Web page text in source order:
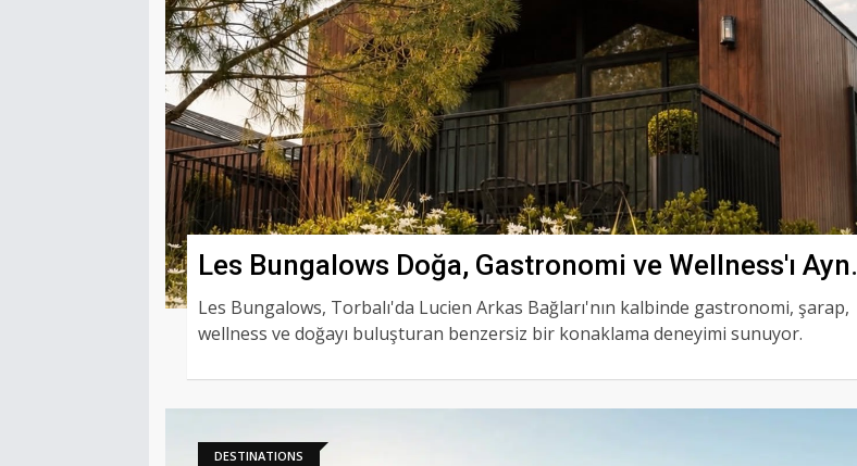
Les Bungalows Doğa, Gastronomi ve Wellness'ı Aynı
Çatıda Buluşturuyor
Les Bungalows, Torbalı'da Lucien Arkas Bağları'nın kalbinde gastronomi, şarap,
wellness ve doğayı buluşturan benzersiz bir konaklama deneyimi sunuyor.
DESTINATIONS